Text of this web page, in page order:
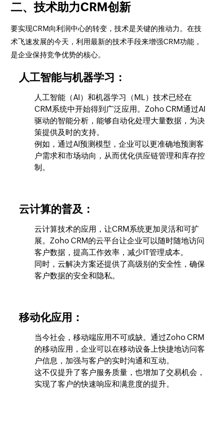
二、技术助力CRM创新
要实现CRM向利润中心的转变，技术是关键的推动力。在技
术飞速发展的今天，利用最新的技术手段来增强CRM功能，
是企业保持竞争优势的核心。
人工智能与机器学习：
人工智能（AI）和机器学习（ML）技术已经在
CRM系统中开始得到广泛应用。Zoho CRM通过AI
驱动的智能分析，能够自动化处理大量数据，为决
策提供及时的支持。
例如，通过AI预测模型，企业可以更准确地预测客
户需求和市场动向，从而优化供应链管理和库存控
制。
云计算的普及：
云计算技术的应用，让CRM系统更加灵活和可扩
展。Zoho CRM的云平台让企业可以随时随地访问
客户数据，提高工作效率，减少IT管理成本。
同时，云解决方案还提供了高级别的安全性，确保
客户数据的安全和隐私。
移动化应用：
当今社会，移动端应用不可或缺。通过Zoho CRM
的移动应用，企业可以在移动设备上快捷地访问客
户信息，加强与客户的实时沟通和互动。
这不仅提升了客户服务质量，也增加了交易机会，
实现了客户的快速响应和满意度的提升。